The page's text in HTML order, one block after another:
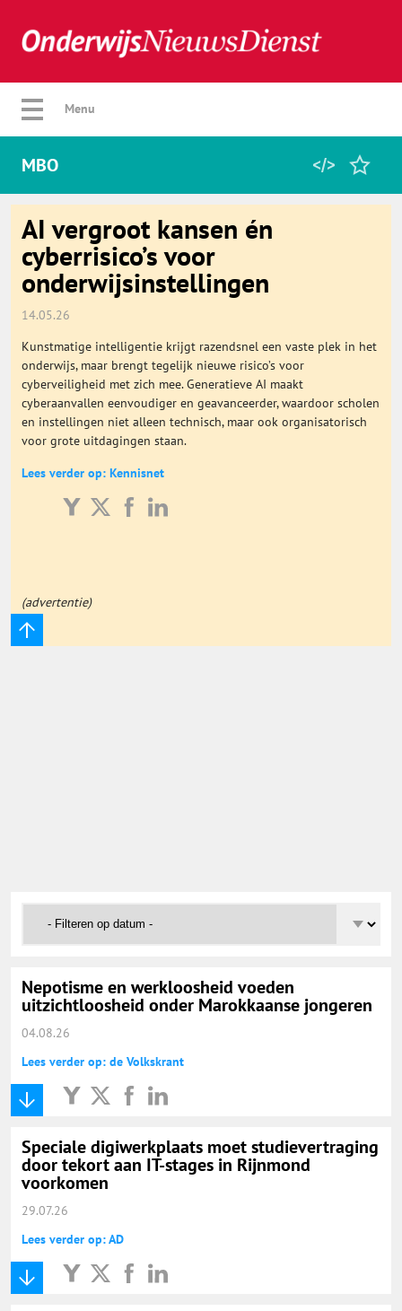
Verberg menu
Favorieten
Algemeen
Onderwijs Totaal
Basisonderwijs
Yurls.net
Menu
MBO
AI vergroot kansen én
cyberrisico’s voor
onderwijsinstellingen
14.05.26
Kunstmatige intelligentie krijgt razendsnel een vaste plek in het
onderwijs, maar brengt tegelijk nieuwe risico’s voor
cyberveiligheid met zich mee. Generatieve AI maakt
cyberaanvallen eenvoudiger en geavanceerder, waardoor scholen
en instellingen niet alleen technisch, maar ook organisatorisch
voor grote uitdagingen staan.
Lees verder op: Kennisnet
(advertentie)
Nepotisme en werkloosheid voeden
uitzichtloosheid onder Marokkaanse jongeren
04.08.26
Lees verder op: de Volkskrant
Speciale digiwerkplaats moet studievertraging
door tekort aan IT-stages in Rijnmond
voorkomen
29.07.26
Lees verder op: AD